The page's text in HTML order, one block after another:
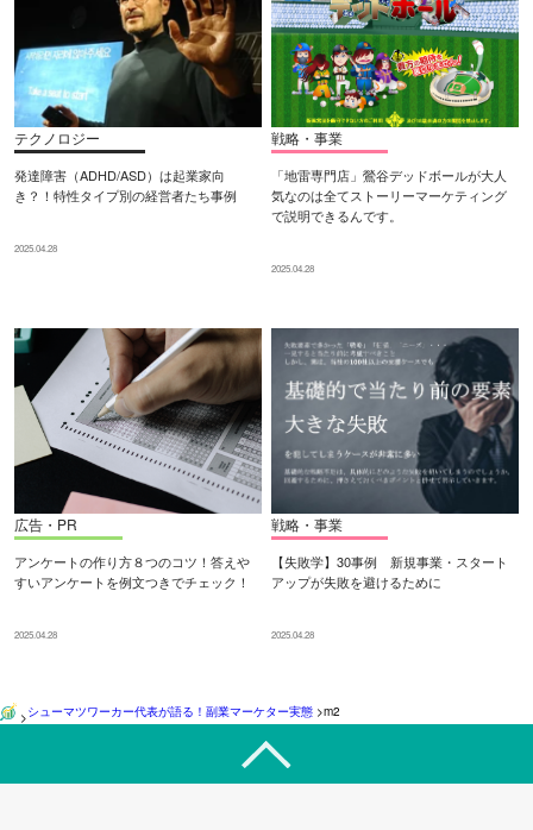
テクノロジー
発達障害（ADHD/ASD）は起業家向
き？！特性タイプ別の経営者たち事例
2025.04.28
戦略・事業
「地雷専門店」鶯谷デッドボールが大人
気なのは全てストーリーマーケティング
で説明できるんです。
2025.04.28
広告・PR
アンケートの作り方８つのコツ！答えや
すいアンケートを例文つきでチェック！
2025.04.28
戦略・事業
【失敗学】30事例 新規事業・スタート
アップが失敗を避けるために
2025.04.28
>シューマツワーカー代表が語る！副業マーケター実態>m2